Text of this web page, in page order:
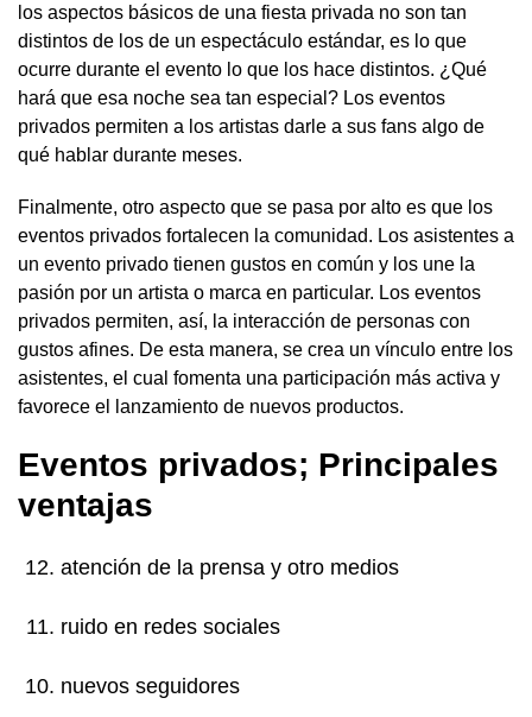
los aspectos básicos de una fiesta privada no son tan
distintos de los de un espectáculo estándar, es lo que
ocurre durante el evento lo que los hace distintos. ¿Qué
hará que esa noche sea tan especial? Los eventos
privados permiten a los artistas darle a sus fans algo de
qué hablar durante meses.
Finalmente, otro aspecto que se pasa por alto es que los
eventos privados fortalecen la comunidad. Los asistentes a
un evento privado tienen gustos en común y los une la
pasión por un artista o marca en particular. Los eventos
privados permiten, así, la interacción de personas con
gustos afines. De esta manera, se crea un vínculo entre los
asistentes, el cual fomenta una participación más activa y
favorece el lanzamiento de nuevos productos.
Eventos privados; Principales
ventajas
atención de la prensa y otro medios
ruido en redes sociales
nuevos seguidores